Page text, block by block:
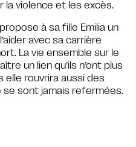
la violence et les excès.
à sa fille Emilia un
avec sa carrière
La vie ensemble sur le
un lien qu’ils n’ont plus
elle rouvrira aussi des
se sont jamais refermées.